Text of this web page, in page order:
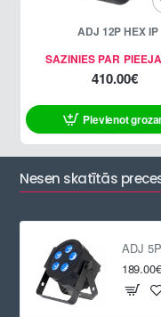
SAZINIES PAR
ADJ 12P HEX IP
410.00€
Pievienot
Nesen skatītās
ADJ
189.00€